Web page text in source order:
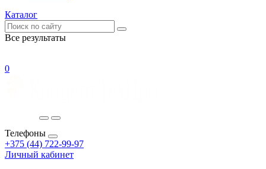
Каталог
Все результаты
0
Телефоны
+375 (44) 722-99-97
Личный кабинет